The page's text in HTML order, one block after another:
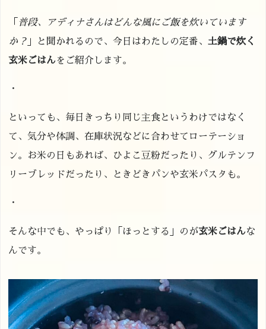
「 普段、アディナさんはどんな風にご飯を炊いています
か？ 」と聞かれるので、今日はわたしの定番、土鍋で炊く
玄米ごはん をご紹介します。
・
といっても、毎日きっちり同じ主食というわけではなく
て、気分や体調、在庫状況などに合わせてローテーショ
ン。お米の日もあれば、ひよこ豆粉だったり、グルテンフ
リーブレッドだったり、ときどきパンや玄米パスタも。
・
そんな中でも、やっぱり「ほっとする」のが玄米ごはんな
んです。